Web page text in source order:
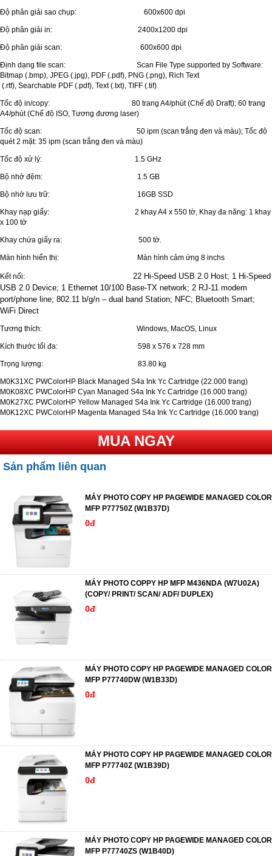
Độ phân giải sao chụp: 600x600 dpi
Độ phân giải in: 2400x1200 dpi
Độ phân giải scan: 600x600 dpi
Định dạng file scan: Scan File Type supported by Software:
Bitmap (.bmp), JPEG (.jpg), PDF (.pdf), PNG (.png), Rich Text
(.rtf), Searchable PDF (.pdf), Text (.txt), TIFF (.tif)
Tốc độ in/copy: 80 trang A4/phút (Chế độ Draft); 60 trang
A4/phút (Chế độ ISO, Tương đương laser)
Tốc độ scan: 50 ipm (scan trắng đen và màu); Tốc độ
quét 2 mặt: 35 ipm (scan trắng đen và màu)
Tốc độ xử lý: 1.5 GHz
Bộ nhớ đệm: 1.5 GB
Bộ nhớ lưu trữ: 16GB SSD
Khay nạp giấy: 2 khay A4 x 550 tờ, Khay đa năng: 1 khay
x 100 tờ
Khay chứa giấy ra: 500 tờ.
Màn hình hiển thị: Màn hình cảm ứng 8 inchs
Kết nối:
22 Hi-Speed USB 2.0 Host; 1 Hi-Speed
USB 2.0 Device; 1 Ethernet 10/100 Base-TX network; 2 RJ-11 modem
port/phone line; 802.11 b/g/n – dual band Station; NFC; Bluetooth Smart;
WiFi Direct
Tương thích: Windows, MacOS, Linux
Kích thước tối đa: 598 x 576 x 728 mm
Trọng lượng: 83.80 kg
M0K31XC PWColorHP Black Managed S4a Ink Yc Cartridge (22.000 trang)
M0K08XC PWColorHP Cyan Managed S4a Ink Yc Cartridge (16.000 trang)
M0K27XC PWColorHP Yellow Managed S4a Ink Yc Cartridge (16.000 trang)
M0K12XC PWColorHP Magenta Managed S4a Ink Yc Cartridge (16.000 trang)
MUA NGAY
Sản phẩm liên quan
MÁY PHOTO COPY HP PAGEWIDE MANAGED COLOR
MFP P77750Z (W1B37D)
0đ
MÁY PHOTO COPPY HP MFP M436NDA (W7U02A)
(COPY/ PRINT/ SCAN/ ADF/ DUPLEX)
0đ
MÁY PHOTO COPY HP PAGEWIDE MANAGED COLOR
MFP P77740DW (W1B33D)
0đ
MÁY PHOTO COPY HP PAGEWIDE MANAGED COLOR
MFP P77740Z (W1B39D)
0đ
MÁY PHOTO COPY HP PAGEWIDE MANAGED COLOR
MFP P77740ZS (W1B40D)